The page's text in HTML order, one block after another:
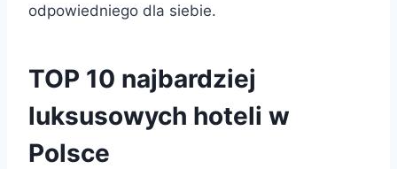
odpowiedniego dla siebie.
TOP 10 najbardziej
luksusowych hoteli w
Polsce